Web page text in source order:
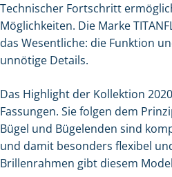
Technischer Fortschritt
Möglichkeiten. Die Marke
das Wesentliche: die Funktion
unnötige Details.
Das Highlight der Kollektion
Fassungen. Sie folgen dem
Bügel und Bügelenden sind
und damit besonders flexibel
Brillenrahmen gibt diesem